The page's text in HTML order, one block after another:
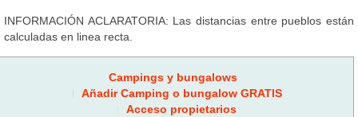
INFORMACIÓN ACLARATORIA: Las distancias entre pueblos están
calculadas en linea recta.
Campings y bungalows
Añadir Camping o bungalow GRATIS
Acceso propietarios